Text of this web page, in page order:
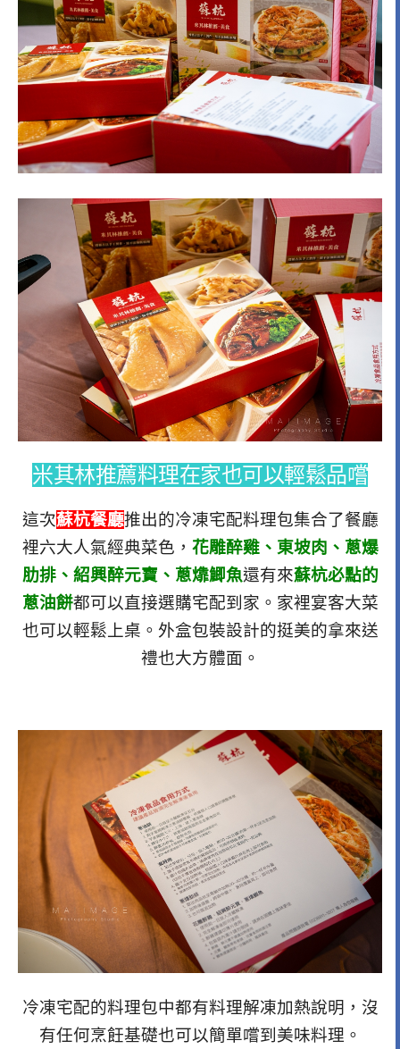
米其林推薦料理在家也可以輕鬆品嚐
這次蘇杭餐廳推出的冷凍宅配料理包集合了餐廳
裡六大人氣經典菜色， 花雕醉雞、東坡肉、蔥爆
肋排、紹興醉元寶、蔥㸆鯽魚還有來蘇杭必點的
蔥油餅都可以直接選購宅配到家。家裡宴客大菜
也可以輕鬆上桌。外盒包裝設計的挺美的拿來送
禮也大方體面。
冷凍宅配的料理包中都有料理解凍加熱說明，沒
有任何烹飪基礎也可以簡單嚐到美味料理。